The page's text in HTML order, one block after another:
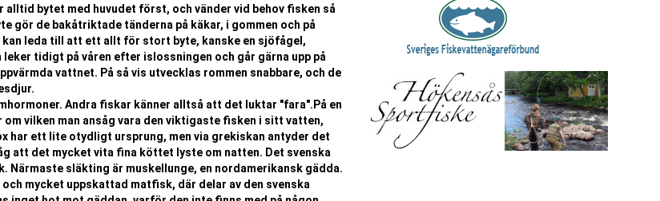
bytet med huvudet först, och vänder vid behov fisken så
gör de bakåtriktade tänderna på käkar, i gommen och på
leda till att ett allt för stort byte, kanske en sjöfågel,
tidigt på våren efter islossningen och går gärna upp på
vattnet. På så vis utvecklas rommen snabbare, och de
Andra fiskar känner alltså att det luktar "fara".På en
vilken man ansåg vara den viktigaste fisken i sitt vatten,
har ett lite otydligt ursprung, men via grekiskan antyder det
att det mycket vita fina köttet lyste om natten. Det svenska
släkting är muskellunge, en nordamerikansk gädda.
mycket uppskattad matfisk, där delar av den svenska